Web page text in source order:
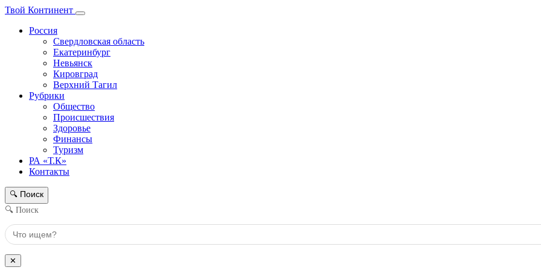
Твой Континент
Россия
Свердловская область
Екатеринбург
Невьянск
Кировград
Верхний Тагил
Рубрики
Общество
Происшествия
Здоровье
Финансы
Туризм
РА «Т.К»
Контакты
🔍 Поиск
🔍 Поиск
✕